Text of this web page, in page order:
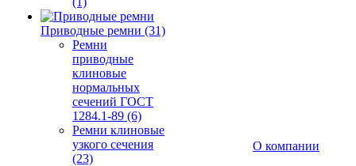
Приводные ремни (31)
Ремни
приводные
клиновые
нормальных
сечений ГОСТ
1284.1-89 (6)
Ремни клиновые
узкого сечения
(23)
О компании